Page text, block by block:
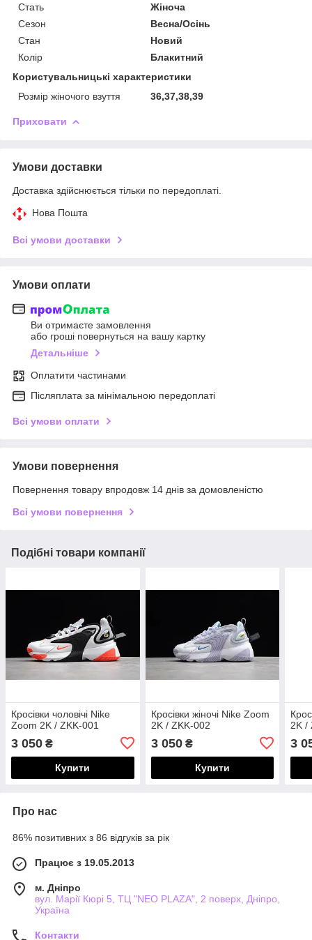
Стать
Жіноча
Сезон
Весна/Осінь
Стан
Новий
Колір
Блакитний
Користувальницькі характеристики
Розмір жіночого взуття
36,37,38,39
Приховати
Умови доставки
Доставка здійснюється тільки по передоплаті.
Нова Пошта
Всі умови доставки
Умови оплати
Ви отримаєте замовлення
або гроші повернуться на вашу картку
Детальніше
Оплатити частинами
Післяплата за мінімальною передоплаті
Всі умови оплати
Умови повернення
Повернення товару впродовж 14 днів за домовленістю
Всі умови повернення
Подібні товари компанії
Кросівки чоловічі Nike
Zoom 2K / ZKK-001
3 050 ₴
Купити
Кросівки жіночі Nike Zoom
2K / ZKK-002
3 050₴
Купити
2K /
3
Про нас
86% позитивних з 86 відгуків за рік
Працює з 19.05.2013
м. Дніпро
вул. Марії Кюрі 5, ТЦ "NEO PLAZA", 2 поверх, Дніпро,
Україна
Контакти